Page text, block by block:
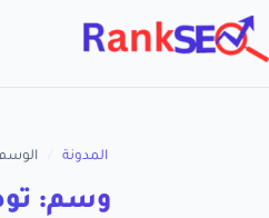
المدونة
وسم: